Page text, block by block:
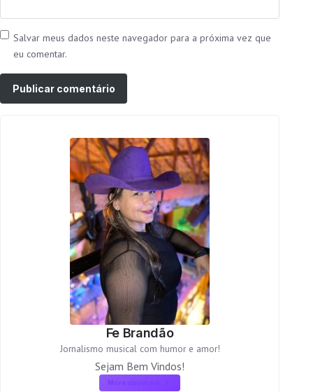
Salvar meus dados neste navegador para a próxima vez que
eu comentar.
Fe Brandão
Jornalismo musical com humor e amor!
Sejam Bem Vindos!
More about me